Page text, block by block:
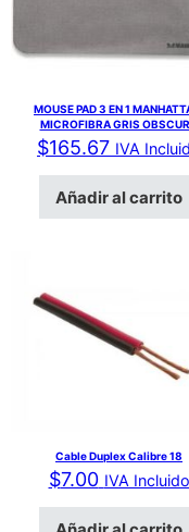
MOUSE PAD 3 EN 1
MICROFIBRA GRIS
$165.67 IVA
Añadir al carrito
Cable Duplex Calibre 18
$7.00 IVA Incluido